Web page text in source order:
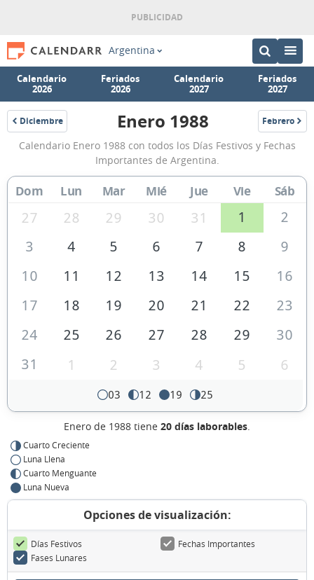
Argentina
Calendario
2026
Feriados
2026
Calendario
2027
Feriados
2027
Diciembre
1987
Calendario
Enero
1988
de
Argentina
Enero 1988 Febrero
1988
Calendario Enero 1988 con todos los Días Festivos y Fechas
Importantes de Argentina.
Dom Lun Mar Mié Jue Vie Sáb
27 28 29 30 31 1
2
3
4 5 6 7 8
9
10
11 12 13 14 15
16
17
18 19 20 21 22
23
24
25 26 27 28 29
30
31
1 2 3 4 5 6
03 12 19 25
Enero de 1988 tiene 20 días laborables.
Cuarto Creciente
Luna Llena
Cuarto Menguante
Luna Nueva
Opciones de visualización:
Días Festivos
Fechas Importantes
Fases Lunares